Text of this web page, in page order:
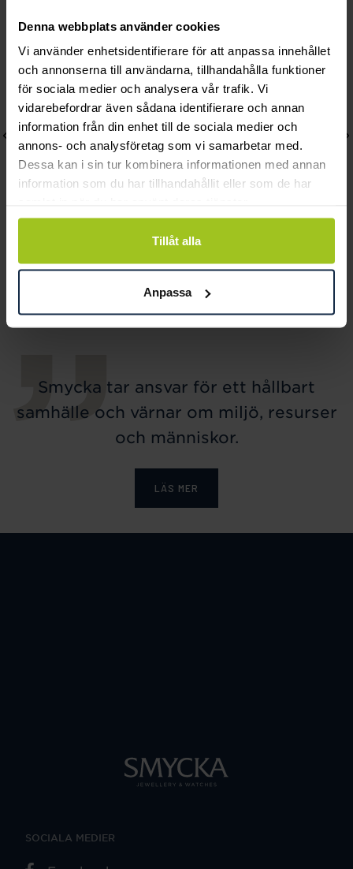
Denna webbplats använder cookies
Vi använder enhetsidentifierare för att anpassa innehållet
och annonserna till användarna, tillhandahålla funktioner
för sociala medier och analysera vår trafik. Vi
vidarebefordrar även sådana identifierare och annan
information från din enhet till de sociala medier och
annons- och analysföretag som vi samarbetar med.
Dessa kan i sin tur kombinera informationen med annan
information som du har tillhandahållit eller som de har
Tillåt alla
Anpassa
Stellar 18K hänge
August
Pansarlänk 6,5 mm 55
cm
Smycka tar ansvar för ett hållbart
samhälle och värnar om miljö, resurser
och människor.
LÄS MER
SOCIALA MEDIER